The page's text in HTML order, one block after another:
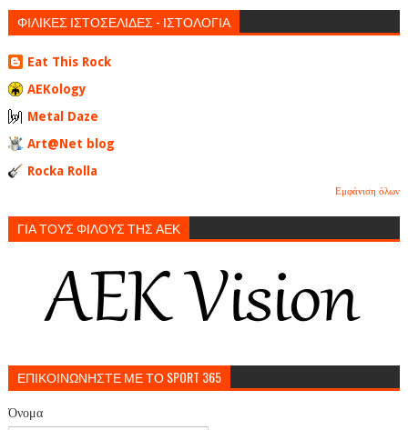
ΦΙΛΙΚΕΣ ΙΣΤΟΣΕΛΙΔΕΣ - ΙΣΤΟΛΟΓΙΑ
Eat This Rock
AEKology
Metal Daze
Art@Net blog
Rocka Rolla
Εμφάνιση όλων
ΓΙΑ ΤΟΥΣ ΦΙΛΟΥΣ ΤΗΣ ΑΕΚ
ΕΠΙΚΟΙΝΩΝΗΣΤΕ ΜΕ ΤΟ SPORT 365
Όνομα